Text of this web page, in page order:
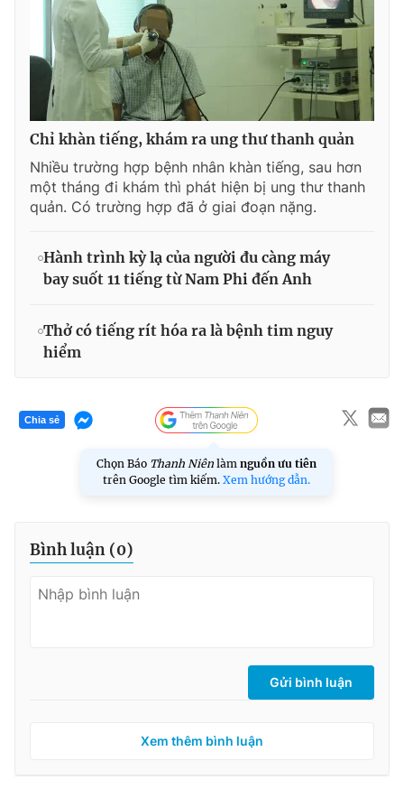
Chỉ khàn tiếng, khám ra ung thư thanh quản
Nhiều trường hợp bệnh nhân khàn tiếng, sau hơn
một tháng đi khám thì phát hiện bị ung thư thanh
quản. Có trường hợp đã ở giai đoạn nặng.
Hành trình kỳ lạ của người đu càng máy
bay suốt 11 tiếng từ Nam Phi đến Anh
Thở có tiếng rít hóa ra là bệnh tim nguy
hiểm
Chia sẻ
Chọn Báo Thanh Niên làm nguồn ưu tiên
trên Google tìm kiếm. Xem hướng dẫn.
Bình luận (0)
Gửi bình luận
Xem thêm bình luận